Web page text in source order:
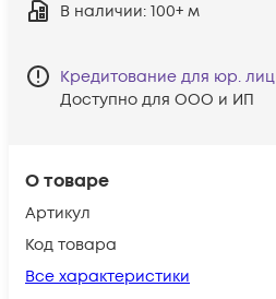
О товаре
Артикул
Код товара
Все характеристики
В наличии: 100+ м
Кредитование для юр. лиц
Доступно для ООО и ИП